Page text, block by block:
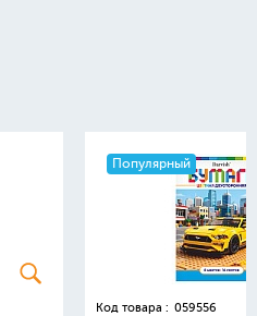
Популярный
Код товара : 059556